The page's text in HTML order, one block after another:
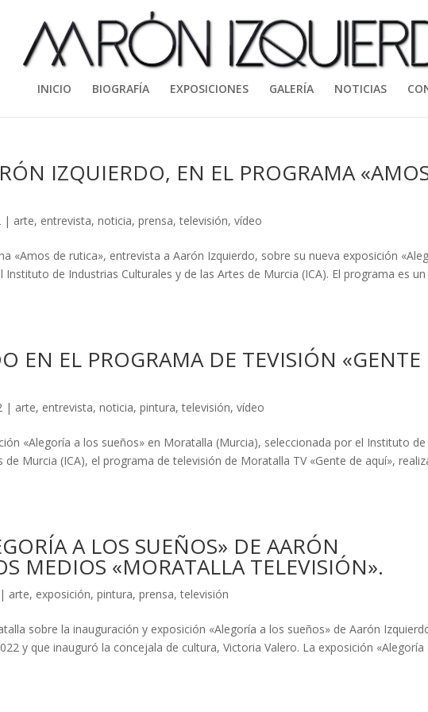
INICIO BIOGRAFÍA EXPOSICIONES GALERÍA NOTICIAS
IZQUIERDO, EN EL PROGRAMA
| arte, entrevista,noticia,prensa,televisión,vídeo
«Amos de rutica», entrevista a Aarón Izquierdo, sobre su nueva exposición
de Industrias Culturales y de las Artes de Murcia (ICA). El programa es un
EN EL PROGRAMA DE TEVISIÓN «GENTE
| arte, entrevista,noticia,pintura,televisión,vídeo
«Alegoría a los sueños» en Moratalla (Murcia), seleccionada por el Instituto de
de Murcia (ICA), el programa de televisión de Moratalla TV «Gente de aquí»,
A LOS SUEÑOS» DE AARÓN
MEDIOS «MORATALLA TELEVISIÓN».
| arte, exposición,pintura,prensa,televisión
sobre la inauguración y exposición «Alegoría a los sueños» de Aarón
y que inauguró la concejala de cultura, Victoria Valero. La exposición «Alegoría